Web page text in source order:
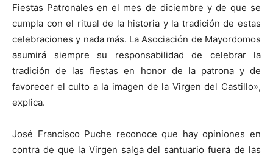
Fiestas Patronales en el mes de diciembre y de que se
cumpla con el ritual de la historia y la tradición de estas
celebraciones y nada más. La Asociación de Mayordomos
asumirá siempre su responsabilidad de celebrar la
tradición de las fiestas en honor de la patrona y de
favorecer el culto a la imagen de la Virgen del Castillo»,
explica.
José Francisco Puche reconoce que hay opiniones en
contra de que la Virgen salga del santuario fuera de las